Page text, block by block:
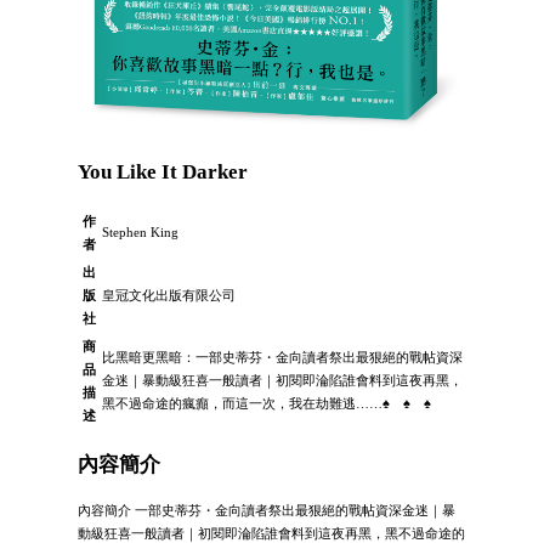
You Like It Darker
作
者
Stephen King
出
版
社
皇冠文化出版有限公司
商
品
描
述
比黑暗更黑暗：一部史蒂芬・金向讀者祭出最狠絕的戰帖資深
金迷｜暴動級狂喜一般讀者｜初閱即淪陷誰會料到這夜再黑，
黑不過命途的瘋癲，而這一次，我在劫難逃……♠ ♠ ♠
內容簡介
內容簡介 一部史蒂芬・金向讀者祭出最狠絕的戰帖資深金迷｜暴
動級狂喜一般讀者｜初閱即淪陷誰會料到這夜再黑，黑不過命途的